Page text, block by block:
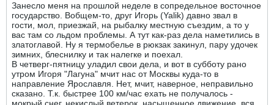
Занесло меня на прошлой неделе в сопредельное восточное
государство. Вобщем-то, друг Игорь (Yalik) давно звал в
гости, мол, приезжай, на рыбалку местную съездим, а то у
вас там со льдом проблемы. А тут как-раз дела наметились в
златоглавой. Ну я термобелье в рюкзак закинул, пару удочек
зимних, блеснилку и так налегке и поехал.
В четверг-пятницу уладил свои дела, и вот в субботу рано
утром Игоря "Лагуна" мчит нас от Москвы куда-то в
направление Ярославля. Нет, мчит, наверное, неправильно
сказано. Т.к. быстрее 100 км/час ехать не получалось -